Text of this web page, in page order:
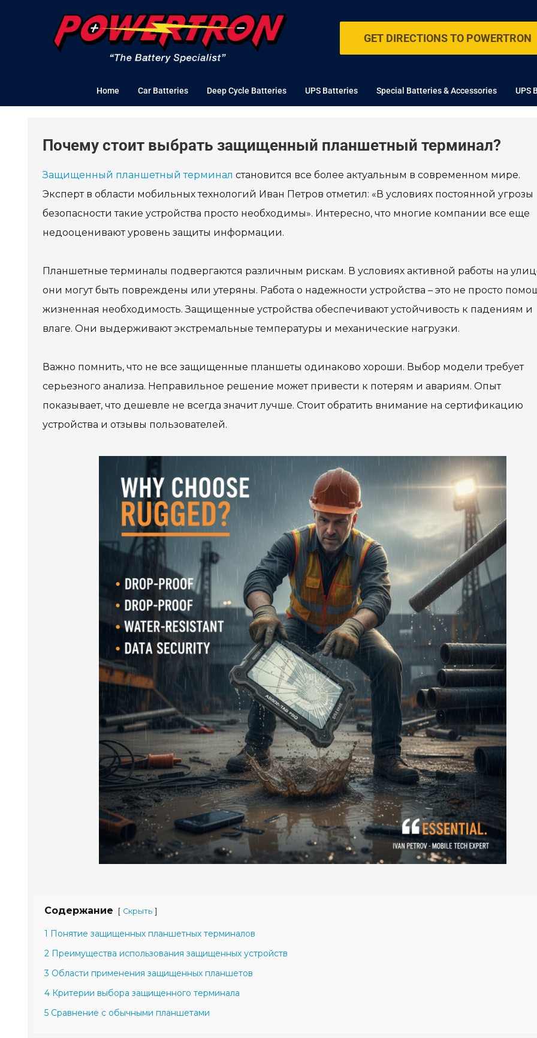
GET DIRECTIONS TO POWERTRON
Home Car Batteries Deep Cycle Batteries UPS Batteries Special Batteries & Accessories UPS
Почему стоит выбрать защищенный планшетный терминал?
Защищенный планшетный терминал становится все более актуальным в современном мире.
Эксперт в области мобильных технологий Иван Петров отметил: «В условиях постоянной угрозы
безопасности такие устройства просто необходимы». Интересно, что многие компании все еще
недооценивают уровень защиты информации.
Планшетные терминалы подвергаются различным рискам. В условиях активной работы на
они могут быть повреждены или утеряны. Работа о надежности устройства – это не просто
жизненная необходимость. Защищенные устройства обеспечивают устойчивость к падениям и
влаге. Они выдерживают экстремальные температуры и механические нагрузки.
Важно помнить, что не все защищенные планшеты одинаково хороши. Выбор модели требует
серьезного анализа. Неправильное решение может привести к потерям и авариям. Опыт
показывает, что дешевле не всегда значит лучше. Стоит обратить внимание на сертификацию
устройства и отзывы пользователей.
Содержание [ Скрыть ]
1 Понятие защищенных планшетных терминалов
2 Преимущества использования защищенных устройств
3 Области применения защищенных планшетов
4 Критерии выбора защищенного терминала
5 Сравнение с обычными планшетами